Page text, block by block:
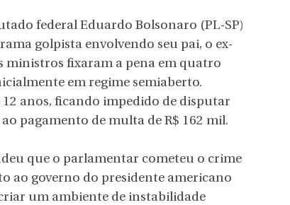
federal Eduardo Bolsonaro (PL-SP)
golpista envolvendo seu pai, o ex-
ministros fixaram a pena em quatro
em regime semiaberto.
anos, ficando impedido de disputar
pagamento de multa de R$ 162 mil.
que o parlamentar cometeu o crime
ao governo do presidente americano
um ambiente de instabilidade